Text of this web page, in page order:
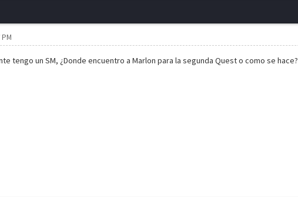
tengo un SM, ¿Donde encuentro a Marlon para la segunda Quest o como se hace?